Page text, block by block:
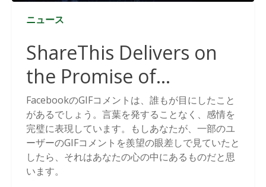
ニュース
ShareThis Delivers on
the Promise of
Cookieless Data
Solutions
FacebookのGIFコメントは、誰もが目にしたこと
があるでしょう。言葉を発することなく、感情を
完璧に表現しています。もしあなたが、一部のユ
ーザーのGIFコメントを羨望の眼差しで見ていたと
したら、それはあなたの心の中にあるものだと思
います。